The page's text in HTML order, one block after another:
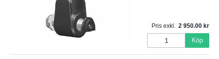
Pris exkl. 2 950.00
Köp